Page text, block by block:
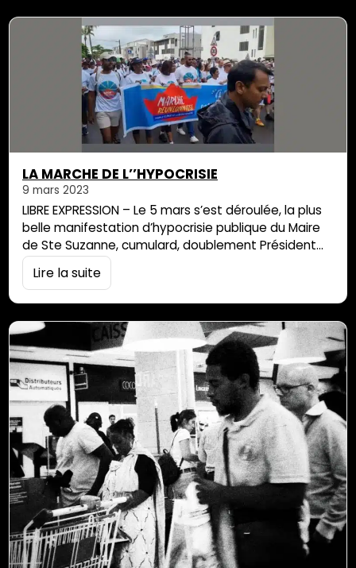
aussi un cri d’alarme à propos […]
LA MARCHE DE L’’HYPOCRISIE
9 mars 2023
LIBRE EXPRESSION – Le 5 mars s’est déroulée, la plus
belle manifestation d’hypocrisie publique du Maire
de Ste Suzanne, cumulard, doublement Président
Maurice Gironcel, et ceux qui le soutiennent dans sa
dé-marche. – Alors que nous croulons sous le piton
asphyxiés par les odeurs, […]
Lire la suite